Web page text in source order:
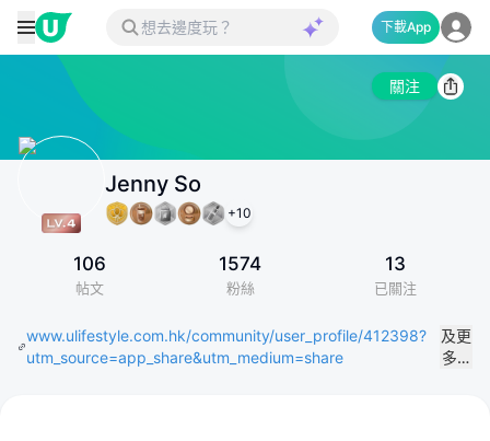
下載App
關注
Jenny So
+10
106
帖文
1574
粉絲
13
已關注
www.ulifestyle.com.hk/community/user_profile/412398?
utm_source=app_share&utm_medium=share
及更
多…